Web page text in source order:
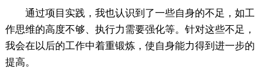
通过项目实践，我也认识到了一些自身的不足，如工
作思维的高度不够、执行力需要强化等。针对这些不足，
我会在以后的工作中着重锻炼，使自身能力得到进一步的
提高。